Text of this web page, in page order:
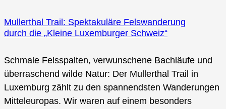
Mullerthal Trail: Spektakuläre Felswanderung
durch die „Kleine Luxemburger Schweiz“
Schmale Felsspalten, verwunschene Bachläufe und
überraschend wilde Natur: Der Mullerthal Trail in
Luxemburg zählt zu den spannendsten Wanderungen
Mitteleuropas. Wir waren auf einem besonders